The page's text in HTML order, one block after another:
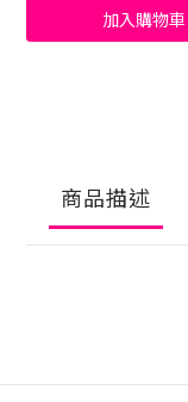
加入購物車
商品描述